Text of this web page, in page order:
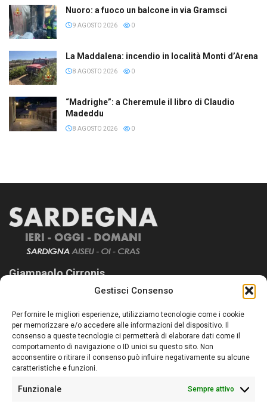
Gestisci Consenso
Per fornire le migliori esperienze, utilizziamo tecnologie come i cookie
per memorizzare e/o accedere alle informazioni del dispositivo. Il
consenso a queste tecnologie ci permetterà di elaborare dati come il
comportamento di navigazione o ID unici su questo sito. Non
acconsentire o ritirare il consenso può influire negativamente su alcune
caratteristiche e funzioni.
Funzionale Sempre attivo
Nuoro: a fuoco un balcone in via Gramsci
9 AGOSTO 2026 0
La Maddalena: incendio in località Monti d’Arena
8 AGOSTO 2026 0
“Madrighe”: a Cheremule il libro di Claudio
Madeddu
8 AGOSTO 2026 0
Giampaolo Cirronis
Sardegna Ieri-Oggi-Domani nasce per informare “liberamente” i
lettori su quanto accade in Sardegna, con un occhio rivolto al
nostro passato e, soprattutto, al nostro futuro
Follow Us